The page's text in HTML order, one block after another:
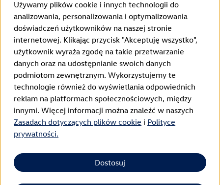
terminie.
Odstąpienie od umowy
Nota prawna o sprzedawcy
Polityka prywatności
Ogólne Warunki Współpracy
Weee-rejestracja
Polityka plików cookies
EU Data Act
Używamy plików cookie i innych technologii do
analizowania, personalizowania i optymalizowania
doświadczeń użytkowników na naszej stronie
internetowej. Klikając przycisk "Akceptuję wszystko",
użytkownik wyraża zgodę na takie przetwarzanie
danych oraz na udostępnianie swoich danych
podmiotom zewnętrznym. Wykorzystujemy te
technologie również do wyświetlania odpowiednich
reklam na platformach społecznościowych, między
innymi. Więcej informacji można znaleźć w naszych
Zasadach dotyczących plików cookie i Polityce
prywatności.
Dostosuj